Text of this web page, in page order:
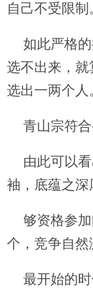
自己不受限制
如此严格的
选不出来，
选出一两个人
青山宗符合
由此可以看
袖，底蕴之深
够资格参加
个，竞争自然
最开始的时